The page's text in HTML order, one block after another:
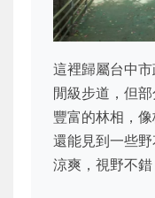
這裡歸屬台中
閒級步道，但
豐富的林相，
還能見到一些
涼爽，視野不錯